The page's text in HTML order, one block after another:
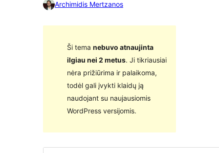
Archimidis Mertzanos
Ši tema nebuvo atnaujinta
ilgiau nei 2 metus. Ji tikriausiai
nėra prižiūrima ir palaikoma,
todėl gali įvykti klaidų ją
naudojant su naujausiomis
WordPress versijomis.